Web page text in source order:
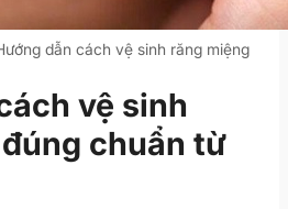
dẫn cách vệ sinh răng miệng
vệ sinh
chuẩn từ